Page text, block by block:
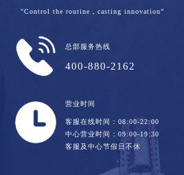
"Control the routine，casting innovation”
总部服务热线
400-880-2162
营业时间
客服在线时间：08:00-22:00
中心营业时间：09:00-19:30
客服及中心节假日不休